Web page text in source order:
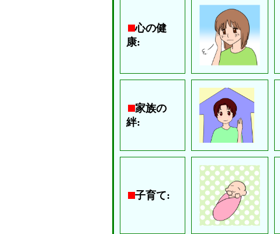
心の健
康:
家族の
絆:
子育て: